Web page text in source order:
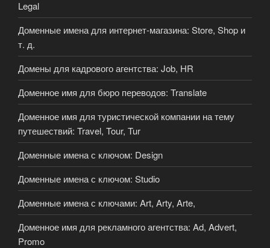
Legal
Доменные имена для интернет-магазина: Store, Shop и
т. д.
Домены для кадрового агентства: Job, HR
Доменное имя для бюро переводов: Translate
Доменное имя для туристической компании на тему
путешествий: Travel, Tour, Tur
Доменные имена с ключом: Design
Доменные имена с ключом: Studio
Доменные имена с ключами: Art, Arty, Arte,
Доменное имя для рекламного агентства: Ad, Advert,
Promo